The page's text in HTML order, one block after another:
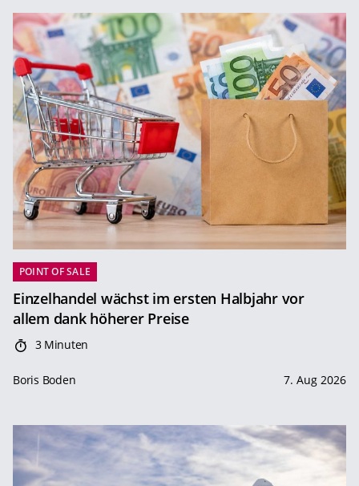
POINT OF SALE
Einzelhandel wächst im ersten Halbjahr vor
allem dank höherer Preise
3 Minuten
Boris Boden 7. Aug 2026